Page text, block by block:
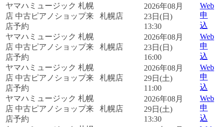
ヤマハミュージック 札幌
店 中古ピアノショップ来
店予約
札幌店
2026年08月
23日(日)
13:30
Web
申
込
ヤマハミュージック 札幌
店 中古ピアノショップ来
店予約
札幌店
2026年08月
23日(日)
16:00
Web
申
込
ヤマハミュージック 札幌
店 中古ピアノショップ来
店予約
札幌店
2026年08月
29日(土)
11:00
Web
申
込
ヤマハミュージック 札幌
店 中古ピアノショップ来
店予約
札幌店
2026年08月
29日(土)
13:30
Web
申
込